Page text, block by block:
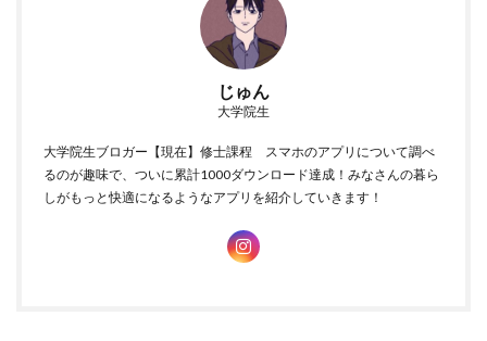
結論から言うと、遺伝子25%、環境75%って感じで決まるらしい
遺伝子より環境の方が圧倒的に影響が大きいってことだから、実
際に何をするかの方が大事ってこと。
まず遺伝子的な限界があって、人間ってだいたい120歳くらいが限
じゅん
大学院生
大学院生ブロガー【現在】修士課程 スマホのアプリについて調べ
るのが趣味で、ついに累計1000ダウンロード達成！みなさんの暮ら
しがもっと快適になるようなアプリを紹介していきます！